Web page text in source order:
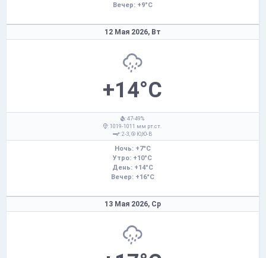
Вечер: +9°C
12 Мая 2026, Вт
+14°C
: 47-49%
: 1019-1011 мм рт.ст.
: 2-3,
Ю,Ю-В
Ночь: +7°C
Утро: +10°C
День: +14°C
Вечер: +16°C
13 Мая 2026, Ср